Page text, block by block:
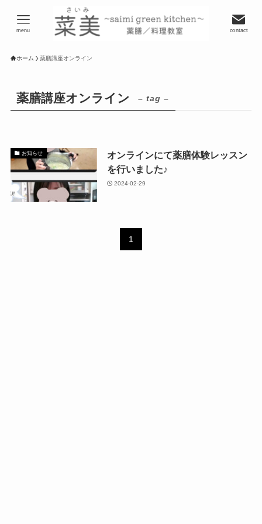
contact
menu
ホーム 薬膳講座オンライン
薬膳講座オンライン – tag –
お知らせ
オンラインにて薬膳体験レッスン
を行いました♪
2024-02-29
1